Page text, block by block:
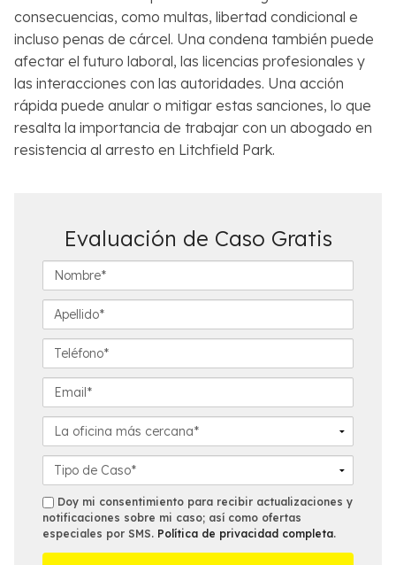
consecuencias, como multas, libertad condicional e
incluso penas de cárcel. Una condena también puede
afectar el futuro laboral, las licencias profesionales y
las interacciones con las autoridades. Una acción
rápida puede anular o mitigar estas sanciones, lo que
resalta la importancia de trabajar con un abogado en
resistencia al arresto en Litchfield Park.
Evaluación de Caso Gratis
o
m
r
*
p
e
l
d
*
e
l
f
n
*
m
a
l
a
o
i
c
i
n
e
t
a
l
l
s
m
s
Doy mi consentimiento para recibir actualizaciones y
notificaciones sobre mi caso; así como ofertas
especiales por SMS. Política de privacidad completa.